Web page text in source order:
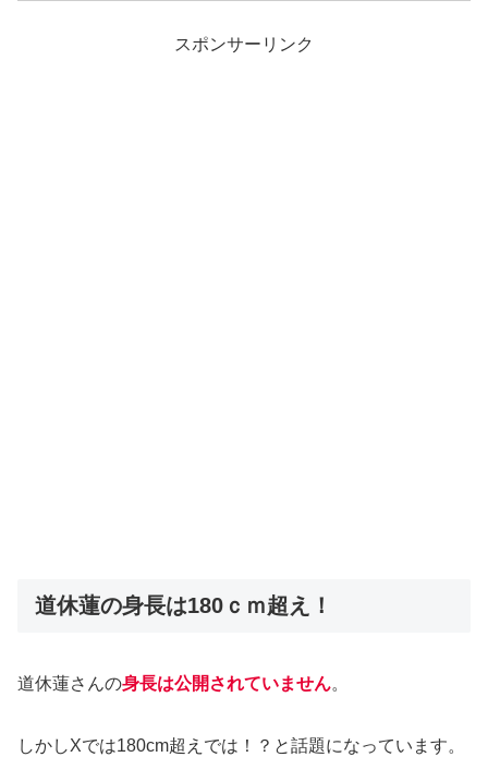
スポンサーリンク
道休蓮の身長は180ｃｍ超え！
道休蓮さんの身長は公開されていません。
しかしXでは180cm超えでは！？と話題になっています。